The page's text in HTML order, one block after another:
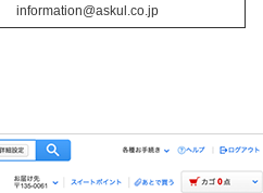
information@askul.co.jp